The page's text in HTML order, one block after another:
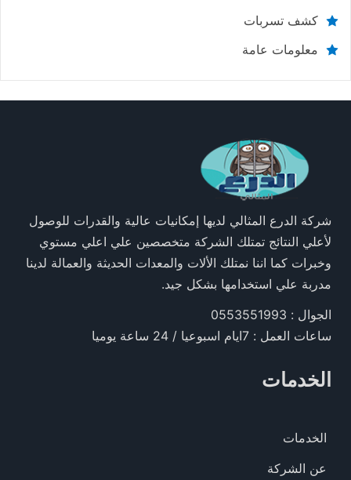
كشف تسربات
معلومات عامة
شركة الدرع المثالي لديها إمكانيات عالية والقدرات للوصول
لأعلي النتائج تمتلك الشركة متخصصين علي اعلي مستوي
وخبرات كما اننا نمتلك الألات والمعدات الحديثة والعمالة لدينا
مدربة علي استخدامها بشكل جيد.
الجوال : 0553551993
ساعات العمل : 7ايام اسبوعيا / 24 ساعة يوميا
الخدمات
الخدمات
عن الشركة